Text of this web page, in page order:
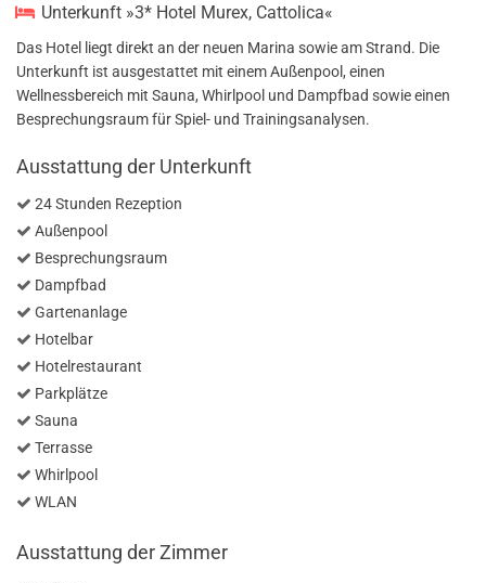
Unterkunft »3* Hotel Murex, Cattolica«
Das Hotel liegt direkt an der neuen Marina sowie am Strand. Die
Unterkunft ist ausgestattet mit einem Außenpool, einen
Wellnessbereich mit Sauna, Whirlpool und Dampfbad sowie einen
Besprechungsraum für Spiel- und Trainingsanalysen.
Ausstattung der Unterkunft
24 Stunden Rezeption
Außenpool
Besprechungsraum
Dampfbad
Gartenanlage
Hotelbar
Hotelrestaurant
Parkplätze
Sauna
Terrasse
Whirlpool
WLAN
Ausstattung der Zimmer